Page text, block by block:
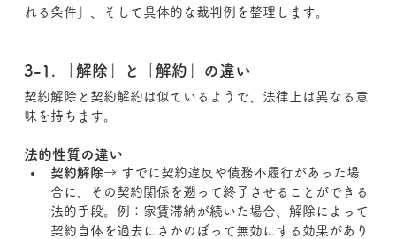
れる条件」、そして具体的な裁判例を整理します。
3-1. 「解除」と「解約」の違い
契約解除と契約解約は似ているようで、法律上は異なる意
味を持ちます。
法的性質の違い
契約解除→ すでに契約違反や債務不履行があった場
合に、その契約関係を遡って終了させることができる
法的手段。例：家賃滞納が続いた場合、解除によって
契約自体を過去にさかのぼって無効にする効果があり